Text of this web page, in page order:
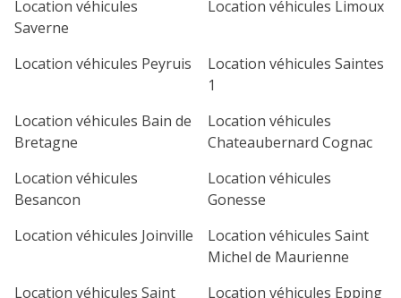
Location véhicules
Saverne
Location véhicules Limoux
Location véhicules Peyruis
Location véhicules Saintes
1
Location véhicules Bain de
Bretagne
Location véhicules
Chateaubernard Cognac
Location véhicules
Besancon
Location véhicules
Gonesse
Location véhicules Joinville
Location véhicules Saint
Michel de Maurienne
Location véhicules Saint
Location véhicules Epping